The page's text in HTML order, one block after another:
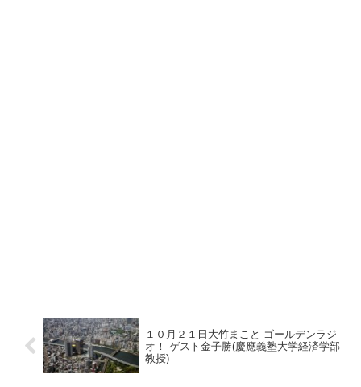
１０月２１日大竹まこと ゴールデンラジ
オ！ ゲスト金子勝(慶應義塾大学経済学部
教授)